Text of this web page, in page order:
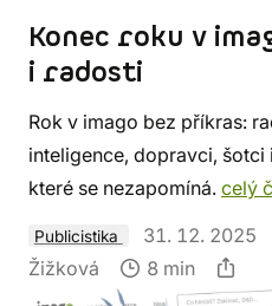
Konec roku v
i radosti
Rok v imago bez příkras:
inteligence, dopravci,
které se nezapomíná. celý
Publicistika 31. 12. 2025
Žižková
8 min